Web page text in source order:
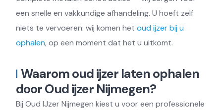
een snelle en vakkundige afhandeling. U hoeft zelf
niets te vervoeren: wij komen het oud ijzer bij u
ophalen, op een moment dat het u uitkomt.
Waarom oud ijzer laten ophalen
door Oud ijzer Nijmegen?
Bij Oud IJzer Nijmegen kiest u voor een professionele